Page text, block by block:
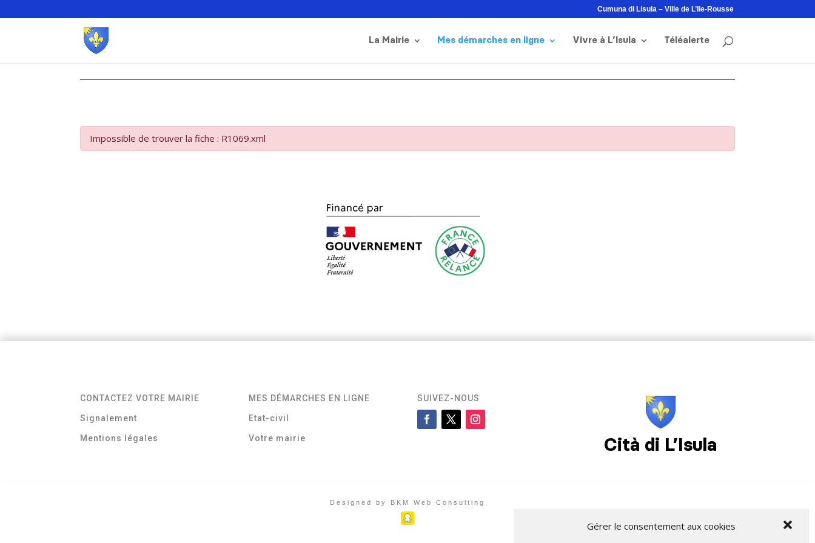
Gérer le consentement aux cookies
Cumuna di Lisula – Ville de L’Ile-Rousse
La Mairie Mes démarches en ligne Vivre à L’Isula Téléalerte
Impossible de trouver la fiche : R1069.xml
CONTACTEZ VOTRE MAIRIE
Signalement
Mentions légales
MES DÉMARCHES EN LIGNE
Etat-civil
Votre mairie
SUIVEZ-NOUS
Cità di L’Isula
Designed by BKM Web Consulting